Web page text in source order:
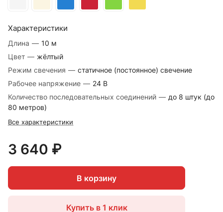
Характеристики
Длина — 10 м
Цвет — жёлтый
Режим свечения — статичное (постоянное) свечение
Рабочее напряжение — 24 В
Количество последовательных соединений — до 8 штук (до
80 метров)
Все характеристики
3 640 ₽
В корзину
Купить в 1 клик